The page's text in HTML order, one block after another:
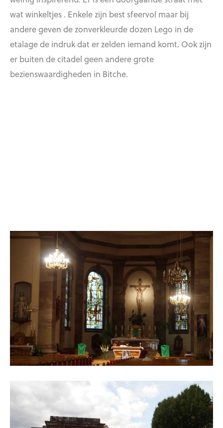
wat winkeltjes . Enkele zijn best sfeervol maar bij
andere geven de zonverkleurde dozen Lego in de
etalage de indruk dat er zelden iemand komt. Ook zijn
er buiten de citadel geen andere grote
bezienswaardigheden in Bitche.